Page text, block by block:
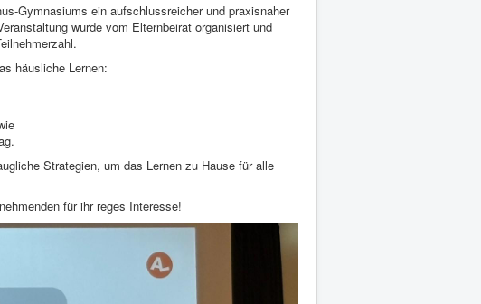
Gymnasiums ein aufschlussreicher und praxisnaher
wurde vom Elternbeirat organisiert und
häusliche Lernen:
Strategien, um das Lernen zu Hause für alle
für ihr reges Interesse!